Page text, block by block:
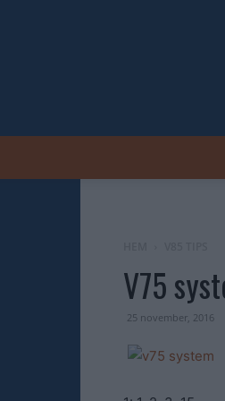
V75
25 november, 2016